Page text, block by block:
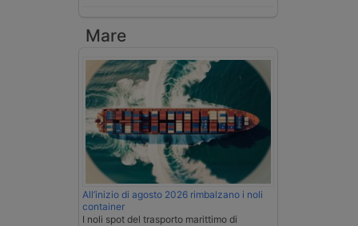
Mare
All’inizio di agosto 2026 rimbalzano i noli
container
I noli spot del trasporto marittimo di